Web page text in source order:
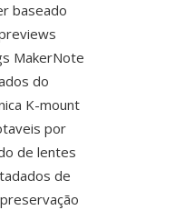
baseado
MakerNote
do
K-mount
por
de lentes
de